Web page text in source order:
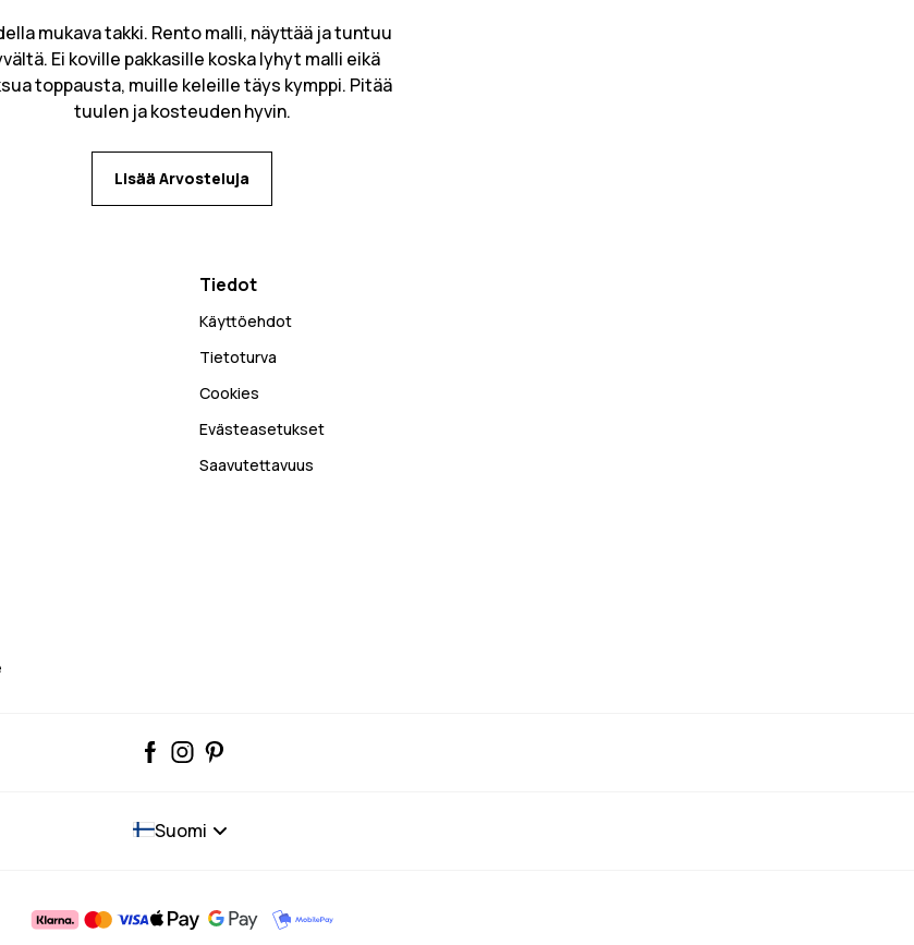
mukava takki. Rento malli, näyttää ja tuntuu
Ei koville pakkasille koska lyhyt malli eikä
toppausta, muille keleille täys kymppi. Pitää
tuulen ja kosteuden hyvin.
Lisää Arvosteluja
Tiedot
Käyttöehdot
Tietoturva
Cookies
Evästeasetukset
Saavutettavuus
Suomi